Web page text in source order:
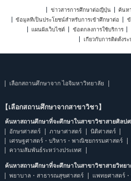
ข่าวสารการศึกษาต่อญี่ปุ่น
ค้นห
ข้อมูลที่เป็นประโยชน์สำหรับการเข้าศึกษาต่อ
แผนผังเว็บไซต์
ข้อตกลงการใช้บริการ
เกี่ยวกับการติดตั้งร
เลือกสถานศึกษาจาก ไอจิมหาวิทยาลัย
【เลือกสถานศึกษาจากสาขาวิชา】
ค้นหาสถานศึกษาที่จะศึกษาในสาขาวิชาสายศิลป
อักษรศาสตร์
ภาษาศาสตร์
นิติศาสตร์
เศรษฐศาสตร์・บริหาร・พาณิชยกรรมศาสตร์
ความสัมพันธ์ระหว่างประเทศ
ค้นหาสถานศึกษาที่จะศึกษาในสาขาวิชาสายวิทย
พยาบาล・สาธารณสุขศาสตร์
แพทยศาสตร์